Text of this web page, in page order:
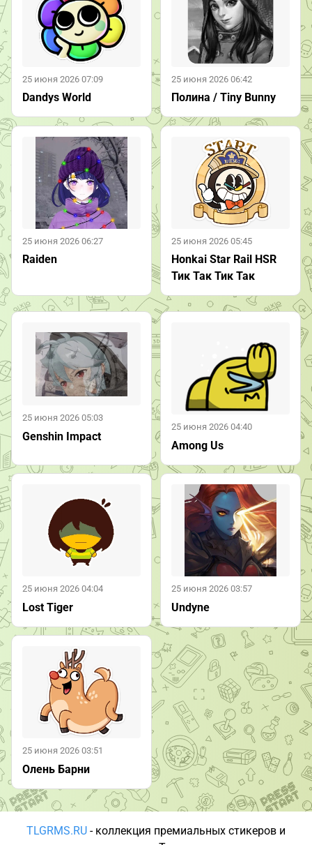
25 июня 2026 07:09
Dandys World
25 июня 2026 06:42
Полина / Tiny Bunny
25 июня 2026 06:27
Raiden
25 июня 2026 05:45
Honkai Star Rail HSR
Тик Так Тик Так
25 июня 2026 05:03
Genshin Impact
25 июня 2026 04:40
Among Us
25 июня 2026 04:04
Lost Tiger
25 июня 2026 03:57
Undyne
25 июня 2026 03:51
Олень Барни
TLGRMS.RU - коллекция премиальных стикеров и